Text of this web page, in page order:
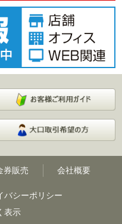
券販売 会社概要
バシーポリシー
表示